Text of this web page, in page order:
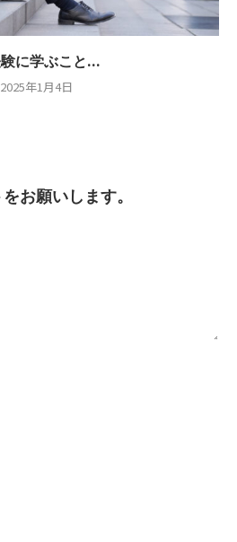
験に学ぶこと...
2025年1月4日
お願いします。